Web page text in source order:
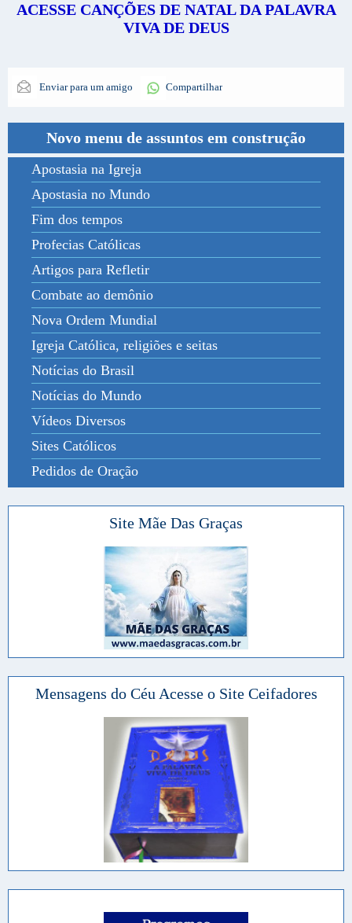
ACESSE CANÇÕES DE NATAL DA PALAVRA
VIVA DE DEUS
Enviar para um amigo Compartilhar
Novo menu de assuntos em construção
Apostasia na Igreja
Apostasia no Mundo
Fim dos tempos
Profecias Católicas
Artigos para Refletir
Combate ao demônio
Nova Ordem Mundial
Igreja Católica, religiões e seitas
Notícias do Brasil
Notícias do Mundo
Vídeos Diversos
Sites Católicos
Pedidos de Oração
Site Mãe Das Graças
Mensagens do Céu Acesse o Site Ceifadores